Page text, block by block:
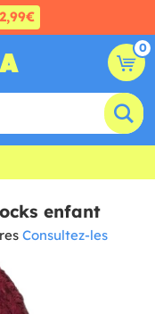
2,99€
0
enfant
Consultez-les